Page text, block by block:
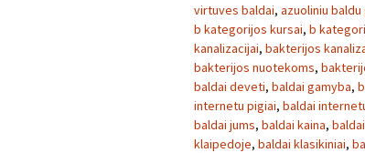
virtuves baldai, azuoliniu baldu
b kategorijos kursai, b
kanalizacijai, bakterijos
bakterijos nuotekoms,
baldai deveti, baldai gamyba,
internetu pigiai, baldai
baldai jums, baldai kaina,
klaipedoje, baldai klasikiniai,